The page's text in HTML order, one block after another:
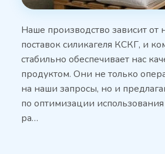
Наше производство зависит
поставок силикагеля КСКГ, и
стабильно обеспечивает нас
продуктом. Они не только
на наши запросы, но и
по оптимизации
ра…